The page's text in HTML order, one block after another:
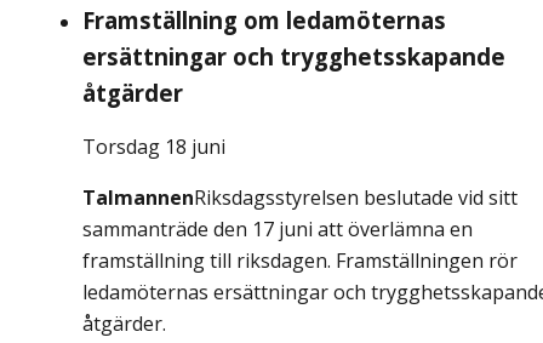
Framställning om ledamöternas
ersättningar och trygghetsskapande
åtgärder
Torsdag 18 juni
TalmannenRiksdagsstyrelsen beslutade vid sitt
sammanträde den 17 juni att överlämna en
framställning till riksdagen. Framställningen rör
ledamöternas ersättningar och
åtgärder.